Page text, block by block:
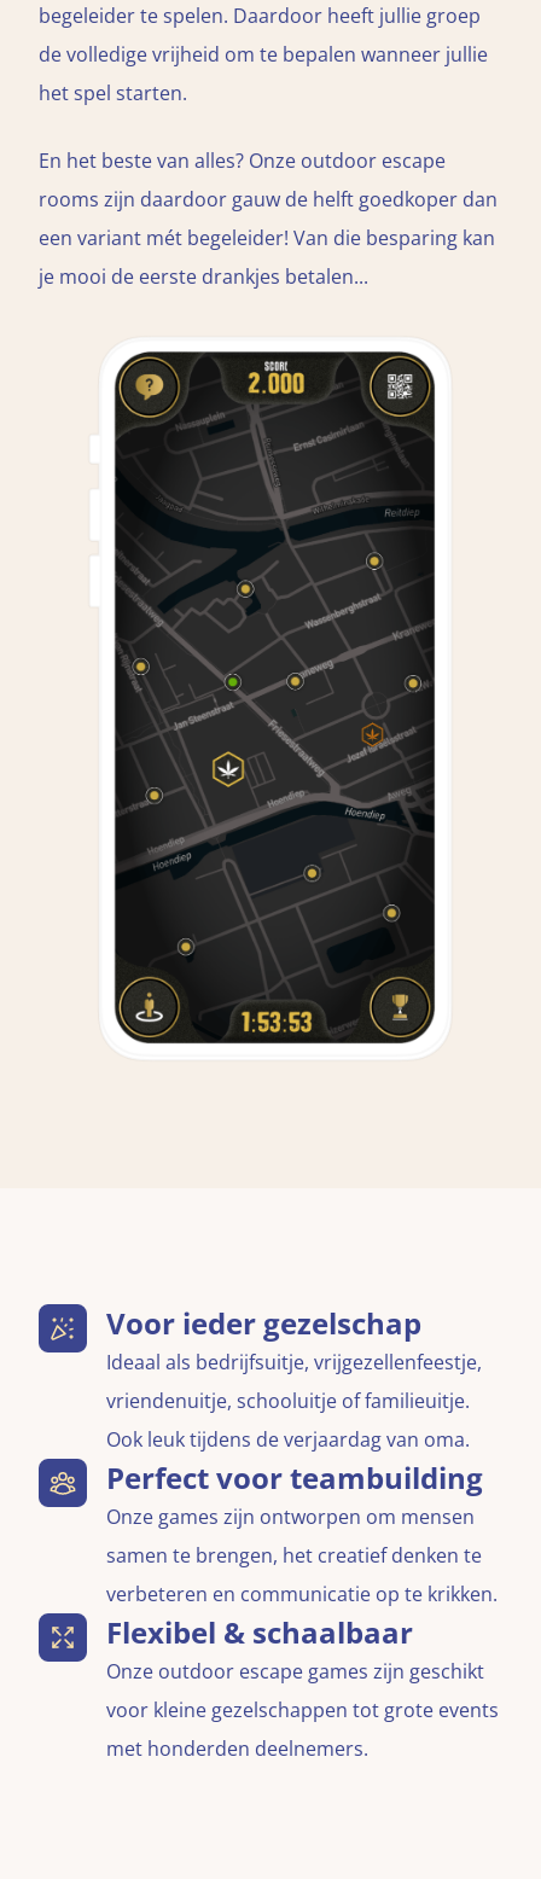
begeleider te spelen. Daardoor heeft jullie groep
de volledige vrijheid om te bepalen wanneer jullie
het spel starten.
En het beste van alles? Onze outdoor escape
rooms zijn daardoor gauw de helft goedkoper dan
een variant mét begeleider! Van die besparing kan
je mooi de eerste drankjes betalen...
Voor ieder gezelschap
Ideaal als bedrijfsuitje, vrijgezellenfeestje,
vriendenuitje, schooluitje of familieuitje.
Ook leuk tijdens de verjaardag van oma.
Perfect voor teambuilding
Onze games zijn ontworpen om mensen
samen te brengen, het creatief denken te
verbeteren en communicatie op te krikken.
Flexibel & schaalbaar
Onze outdoor escape games zijn geschikt
voor kleine gezelschappen tot grote events
met honderden deelnemers.